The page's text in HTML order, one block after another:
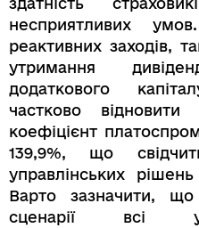
несприятливих
реактивних заходів,
утримання
додаткового
частково
коефіцієнт
139,9%, що
управлінських
Варто зазначити,
сценарії всі